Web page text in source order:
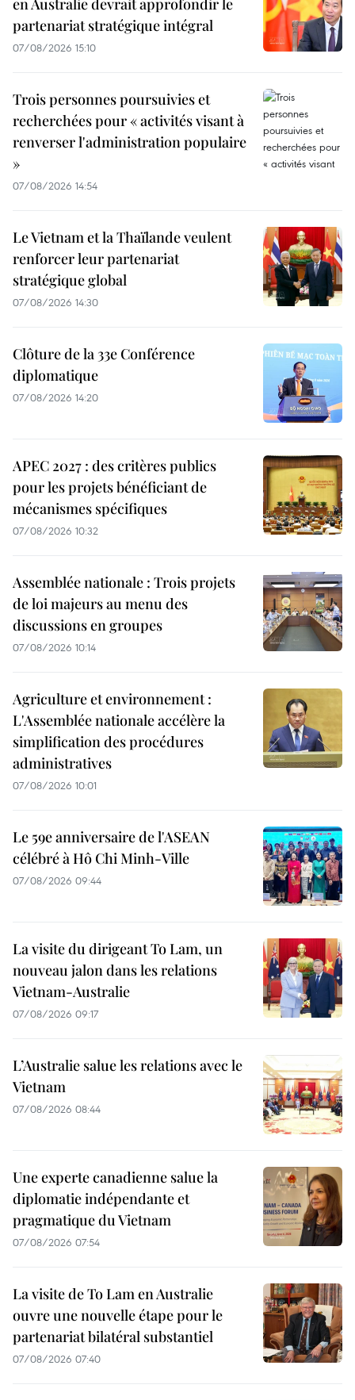
en Australie devrait approfondir le
partenariat stratégique intégral
07/08/2026 15:10
Trois personnes poursuivies et
recherchées pour « activités visant à
renverser l'administration populaire
»
07/08/2026 14:54
Le Vietnam et la Thaïlande veulent
renforcer leur partenariat
stratégique global
07/08/2026 14:30
Clôture de la 33e Conférence
diplomatique
07/08/2026 14:20
APEC 2027 : des critères publics
pour les projets bénéficiant de
mécanismes spécifiques
07/08/2026 10:32
Assemblée nationale : Trois projets
de loi majeurs au menu des
discussions en groupes
07/08/2026 10:14
Agriculture et environnement :
L'Assemblée nationale accélère la
simplification des procédures
administratives
07/08/2026 10:01
Le 59e anniversaire de l'ASEAN
célébré à Hô Chi Minh-Ville
07/08/2026 09:44
La visite du dirigeant To Lam, un
nouveau jalon dans les relations
Vietnam-Australie
07/08/2026 09:17
L’Australie salue les relations avec le
Vietnam
07/08/2026 08:44
Une experte canadienne salue la
diplomatie indépendante et
pragmatique du Vietnam
07/08/2026 07:54
La visite de To Lam en Australie
ouvre une nouvelle étape pour le
partenariat bilatéral substantiel
07/08/2026 07:40